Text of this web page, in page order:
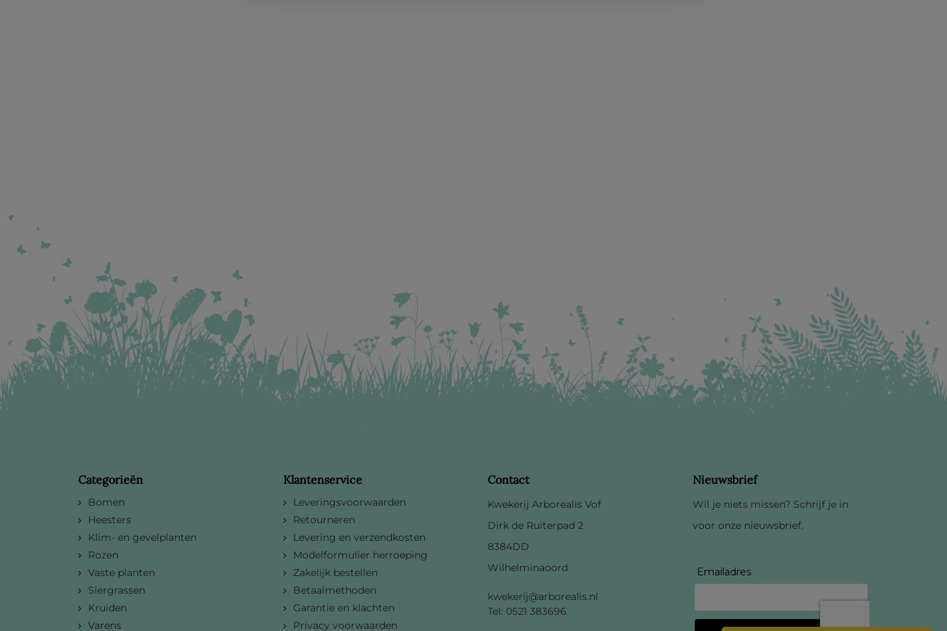
Categorieën
Bomen
Heesters
Klim- en gevelplanten
Rozen
Vaste planten
Siergrassen
Kruiden
Varens
Klantenservice
Leveringsvoorwaarden
Retourneren
Levering en verzendkosten
Modelformulier herroeping
Zakelijk bestellen
Betaalmethoden
Garantie en klachten
Privacy voorwaarden
Contact
Kwekerij Arborealis Vof
Dirk de Ruiterpad 2
8384DD
Wilhelminaoord
kwekerij@arborealis.nl
Tel: 0521 383696
Nieuwsbrief
Wil je niets missen? Schrijf je in
voor onze nieuwsbrief.